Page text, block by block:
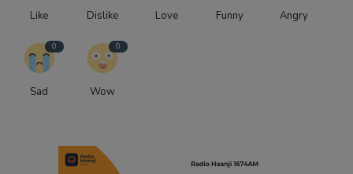
Like Dislike Love Funny Angry
0
Sad
0
Wow